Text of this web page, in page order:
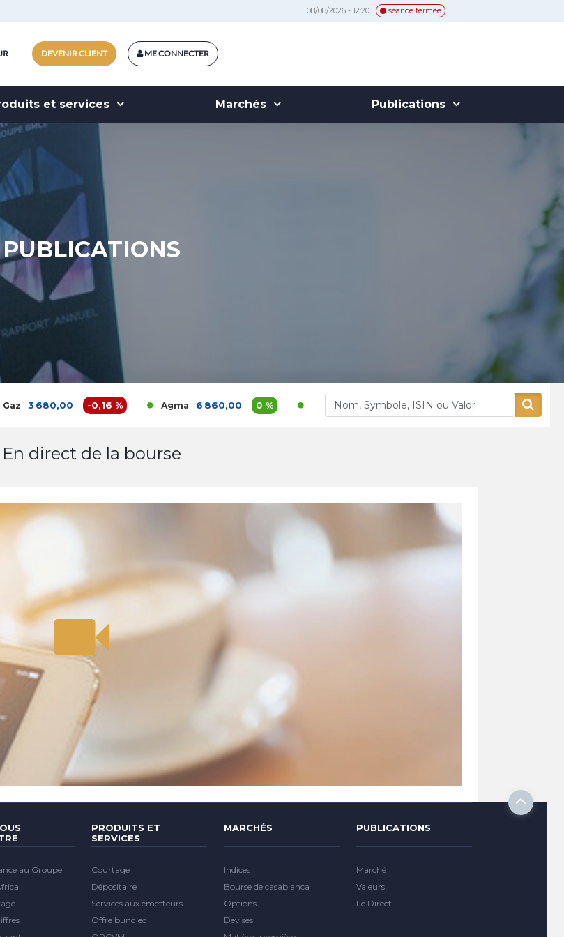
08/08/2026 - 12:20 séance fermée
ME CONNECTER
DEVENIR CLIENT
et services Marchés Publications
PUBLICATIONS
680,00 -0,16 % Agma 6 860,00 0 % Akdital 1 200,00 3,9 % Alliances 400,00
En direct de la bourse
au Groupe
PRODUITS ET
SERVICES
Courtage
Dépositaire
Services aux émetteurs
Offre bundled
MARCHÉS
Indices
Bourse de casablanca
Options
Devises
PUBLICATIONS
Marché
Valeurs
Le Direct